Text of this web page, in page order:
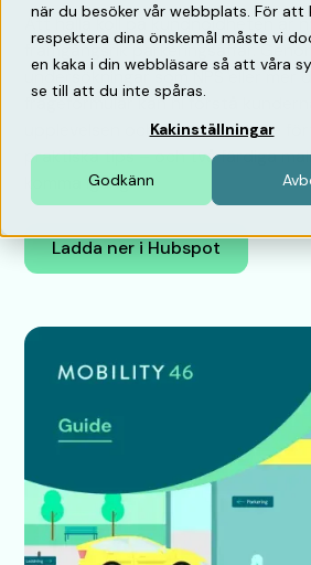
när du besöker vår webbplats. För att
respektera dina önskemål måste vi
en kaka i din webbläsare så att våra
se till att du inte spåras.
Kakinställningar
Godkänn
Att hålla koll på kundnöjdheten är
framgångsrik parkeringsaffär.
undersökningar som NPS eller mer
frågeformulär kan ni förstå
upplevelsen och skapa starkare
praktiska tips – och två färdiga
komma igång.
Ladda ner i Hubspot